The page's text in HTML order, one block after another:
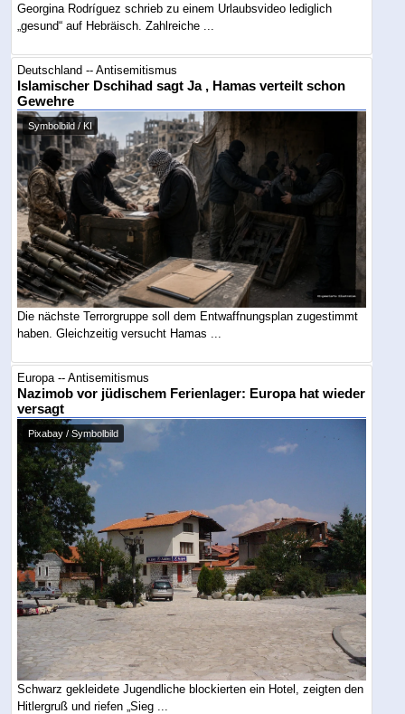
Georgina Rodríguez schrieb zu einem Urlaubsvideo lediglich
„gesund“ auf Hebräisch. Zahlreiche ...
Deutschland -- Antisemitismus
Islamischer Dschihad sagt Ja , Hamas verteilt schon
Gewehre
Symbolbild / KI
Die nächste Terrorgruppe soll dem Entwaffnungsplan zugestimmt
haben. Gleichzeitig versucht Hamas ...
Europa -- Antisemitismus
Nazimob vor jüdischem Ferienlager: Europa hat wieder
versagt
Pixabay / Symbolbild
Schwarz gekleidete Jugendliche blockierten ein Hotel, zeigten den
Hitlergruß und riefen „Sieg ...